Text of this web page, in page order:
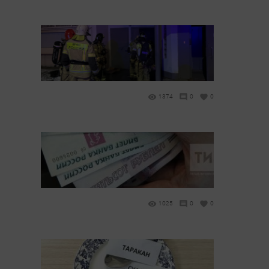
1374 0 0
1025 0 0